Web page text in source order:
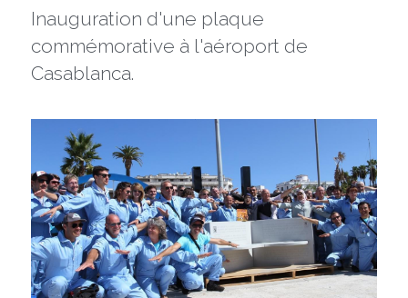
Inauguration d'une plaque
commémorative à l'aéroport de
Casablanca.